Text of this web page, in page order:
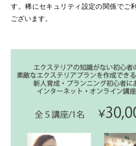
す。稀にセキュリティ設定の関係でご
ございます。